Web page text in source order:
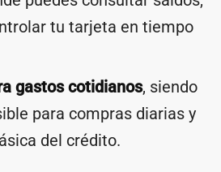
tu tarjeta en tiempo
gastos cotidianos, siendo
para compras diarias y
del crédito.